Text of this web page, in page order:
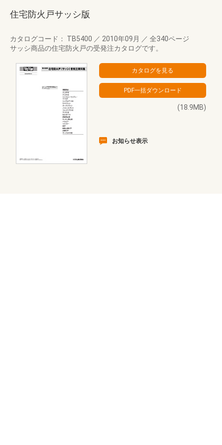
住宅防火戸サッシ版
カタログコード： TB5400 ／ 2010年09月 ／ 全340ページ
サッシ商品の住宅防火戸の受発注カタログです。
(18.9MB)
お知らせ表示